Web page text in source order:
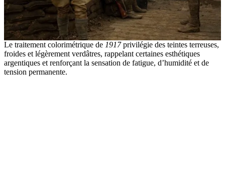
Le traitement colorimétrique de 1917privilégie des teintes terreuses,
froides et légèrement verdâtres, rappelant certaines esthétiques
argentiques et renforçant la sensation de fatigue, d’humidité et de
tension permanente.